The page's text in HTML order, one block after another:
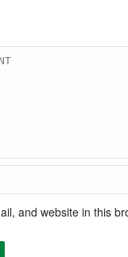
and website in this